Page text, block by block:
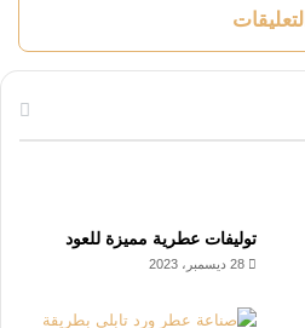
التعليقات
توليفات عطرية مميزة للعود
28 ديسمبر، 2023